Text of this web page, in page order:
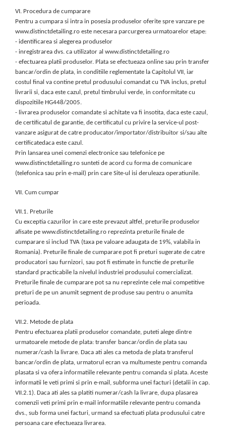
VI. Procedura de cumparare
Pentru a cumpara si intra in posesia produselor oferite spre vanzare pe
www.distinctdetailing.ro este necesara parcurgerea urmatoarelor etape:
- identificarea si alegerea produselor
- inregistrarea dvs. ca utilizator al www.distinctdetailing.ro
- efectuarea platii produselor. Plata se efectueaza online sau prin transfer
bancar/ordin de plata, in conditiile reglementate la Capitolul VII, iar
costul final va contine pretul produsului comandat cu TVA inclus, pretul
livrarii si, daca este cazul, pretul timbrului verde, in conformitate cu
dispozitiile HG448/2005.
- livrarea produselor comandate si achitate va fi insotita, daca este cazul,
de certificatul de garantie, de certificatul cu privire la service-ul post-
vanzare asigurat de catre producator/importator/distribuitor si/sau alte
certificatedaca este cazul.
Prin lansarea unei comenzi electronice sau telefonice pe
www.distinctdetailing.ro sunteti de acord cu forma de comunicare
(telefonica sau prin e-mail) prin care Site-ul isi deruleaza operatiunile.
VII. Cum cumpar
VII.1. Preturile
Cu exceptia cazurilor in care este prevazut altfel, preturile produselor
afisate pe www.distinctdetailing.ro reprezinta preturile finale de
cumparare si includ TVA (taxa pe valoare adaugata de 19%, valabila in
Romania). Preturile finale de cumparare pot fi preturi sugerate de catre
producatori sau furnizori, sau pot fi estimate in functie de preturile
standard practicabile la nivelul industriei produsului comercializat.
Preturile finale de cumparare pot sa nu reprezinte cele mai competitive
preturi de pe un anumit segment de produse sau pentru o anumita
perioada.
VII.2. Metode de plata
Pentru efectuarea platii produselor comandate, puteti alege dintre
urmatoarele metode de plata: transfer bancar/ordin de plata sau
numerar/cash la livrare. Daca ati ales ca metoda de plata transferul
bancar/ordin de plata, urmatorul ecran va multumeste pentru comanda
plasata si va ofera informatiile relevante pentru comanda si plata. Aceste
informatii le veti primi si prin e-mail, subforma unei facturi (detalii in cap.
VII.2.1). Daca ati ales sa platiti numerar/cash la livrare, dupa plasarea
comenzii veti primi prin e-mail informatiile relevante pentru comanda
dvs., sub forma unei facturi, urmand sa efectuati plata produsului catre
persoana care efectueaza livrarea.